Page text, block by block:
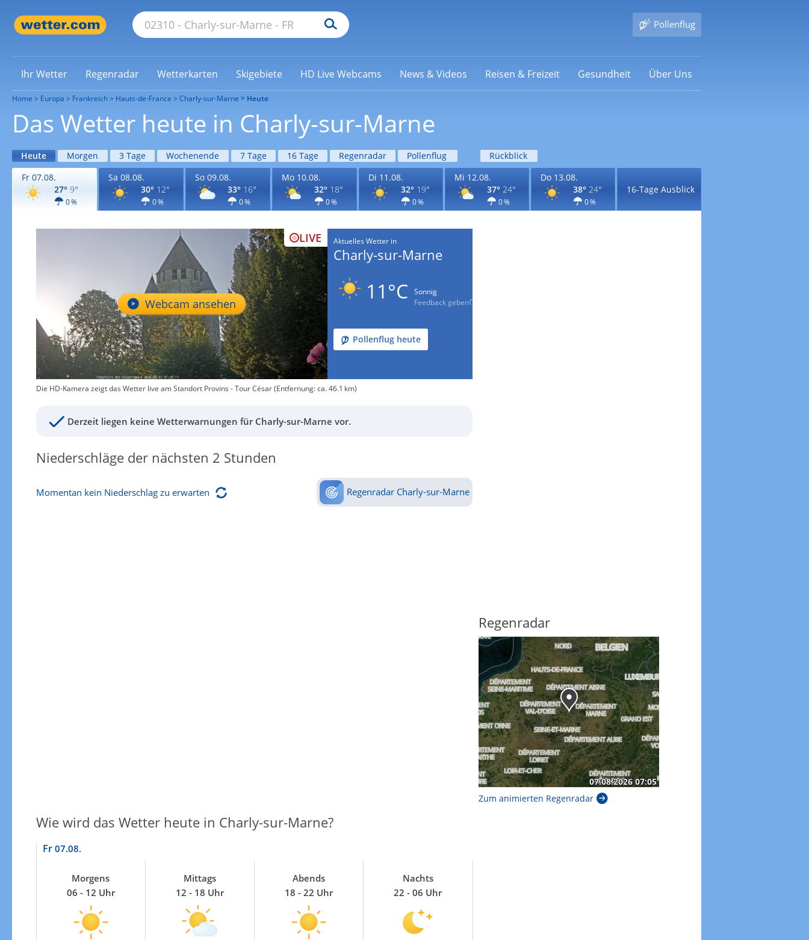
Pollenflug
Ihr Wetter Regenradar Wetterkarten Skigebiete HD Live Webcams News & Videos Reisen & Freizeit Gesundheit Über Uns
Home Europa Frankreich Hauts-de-France Charly-sur-Marne Heute
Das Wetter heute in Charly-sur-Marne
Heute Morgen 3 Tage Wochenende 7 Tage 16 Tage Regenradar Pollenflug
Rückblick
Fr 07.08.
27° 9°
0 %
Sa 08.08.
30° 12°
0 %
So 09.08.
33° 16°
0 %
Mo 10.08.
32° 18°
0 %
Di 11.08.
32° 19°
0 %
Mi 12.08.
37° 24°
0 %
Do 13.08.
38° 24°
0 %
16-Tage Ausblick
LIVE
Webcam ansehen
Aktuelles Wetter in
Charly-sur-Marne
11°C
Sonnig
Feedback geben
Pollenflug heute
Die HD-Kamera zeigt das Wetter live am Standort Provins - Tour César (Entfernung: ca. 46.1 km)
Derzeit liegen keine Wetterwarnungen für Charly-sur-Marne vor.
Niederschläge der nächsten 2 Stunden
Momentan kein Niederschlag zu erwarten Regenradar Charly-sur-Marne
Wie wird das Wetter heute in Charly-sur-Marne?
Fr 07.08.
Morgens
06 - 12 Uhr
Mittags
12 - 18 Uhr
Abends
18 - 22 Uhr
Nachts
22 - 06 Uhr
Regenradar
Zum animierten Regenradar